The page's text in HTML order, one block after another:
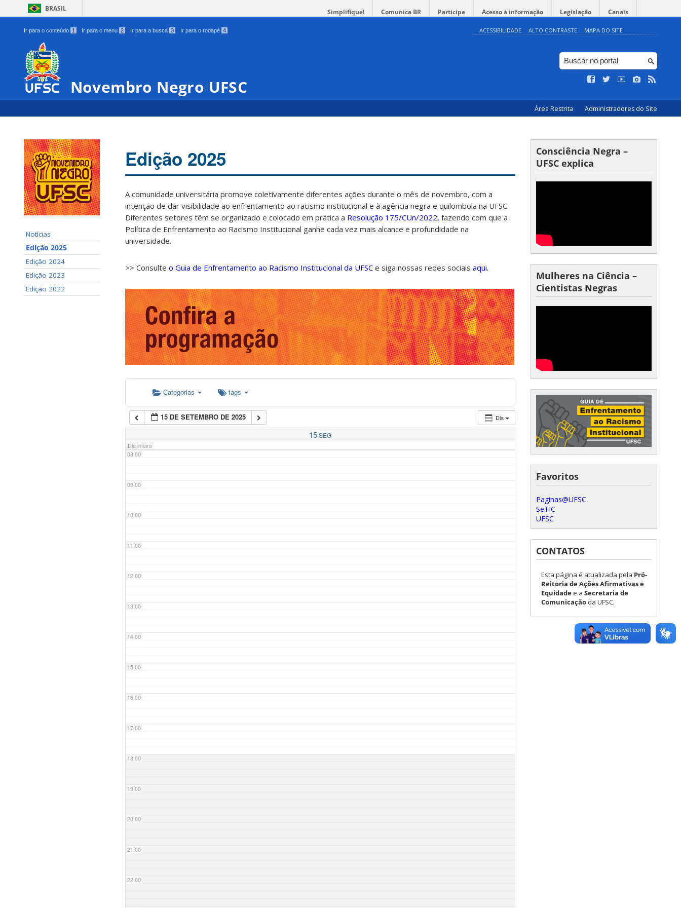
BRASIL Simplifique! Comunica BR Participe Acesso à informação Legislação Canais
Ir para o conteúdo 1 Ir para o menu 2 Ir para a busca 3 Ir para o rodapé 4 ACESSIBILIDADE ALTO CONTRASTE MAPA DO SITE
Novembro Negro UFSC
Área Restrita Administradores do Site
Notícias
Edição 2025
Edição 2024
Edição 2023
Edição 2022
Edição 2025
A comunidade universitária promove coletivamente diferentes ações durante o mês de novembro, com a
intenção de dar visibilidade ao enfrentamento ao racismo institucional e à agência negra e quilombola na UFSC.
Diferentes setores têm se organizado e colocado em prática a Resolução 175/CUn/2022, fazendo com que a
Política de Enfrentamento ao Racismo Institucional ganhe cada vez mais alcance e profundidade na
universidade.
>> Consulte o Guia de Enfrentamento ao Racismo Institucional da UFSC e siga nossas redes sociais aqui.
Categorias tags
Dia
15 DE SETEMBRO DE 2025
15SEG
Dia inteiro
00:00
01:00
02:00
03:00
04:00
05:00
07:00
08:00
09:00
10:00
11:00
12:00
13:00
14:00
15:00
16:00
17:00
18:00
19:00
20:00
21:00
22:00
Consciência Negra –
UFSC explica
Mulheres na Ciência –
Cientistas Negras
Favoritos
Paginas@UFSC
SeTIC
UFSC
CONTATOS
Esta página é atualizada pela Pró-
Reitoria de Ações Afirmativas e
Equidadee a Secretaria de
Comunicação da UFSC.